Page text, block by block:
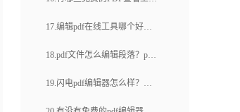
具？如何选择适合自己的PDF
17.编辑pdf在线工具哪个好？
pdf转ppt怎么操作？
18.pdf文件怎么编辑段落？pdf
转excel在线转换怎么操作？
19.闪电pdf编辑器怎么样？福
昕云编辑有哪些功能？